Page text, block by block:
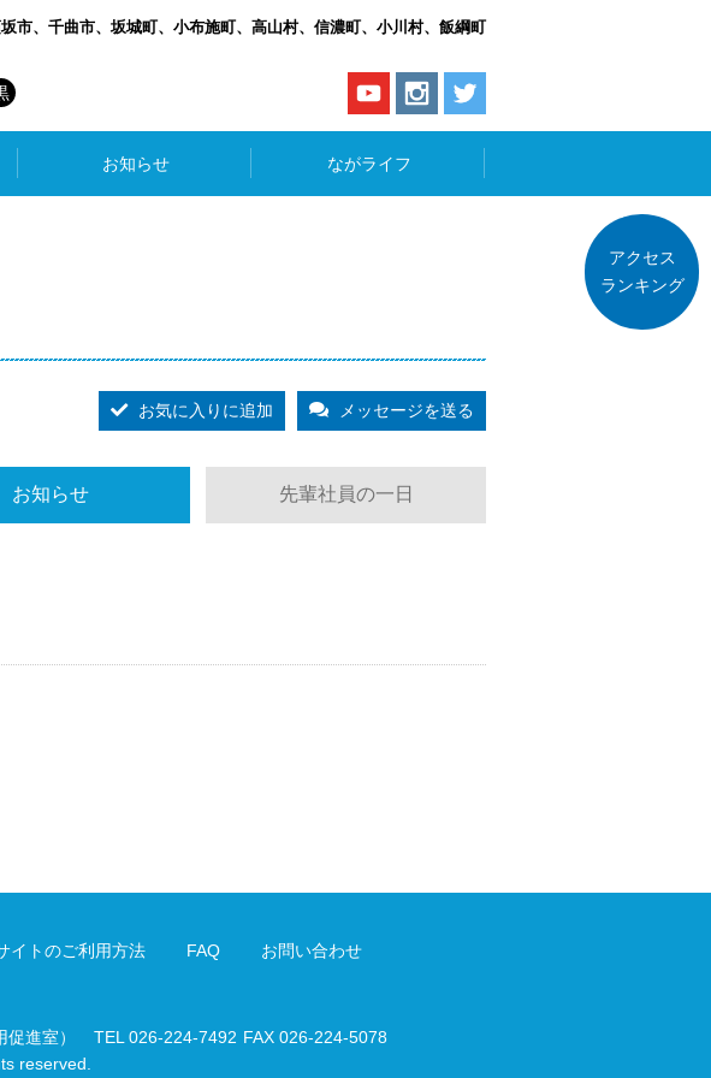
市、千曲市、坂城町、小布施町、高山村、信濃町、小川村、飯綱町
お知らせ ながライフ
お気に入りに追加 メッセージを送る
お知らせ 先輩社員の一日
アクセス
ランキング
イトのご利用方法 FAQ お問い合わせ
進室） TEL 026-224-7492 FAX 026-224-5078
reserved.